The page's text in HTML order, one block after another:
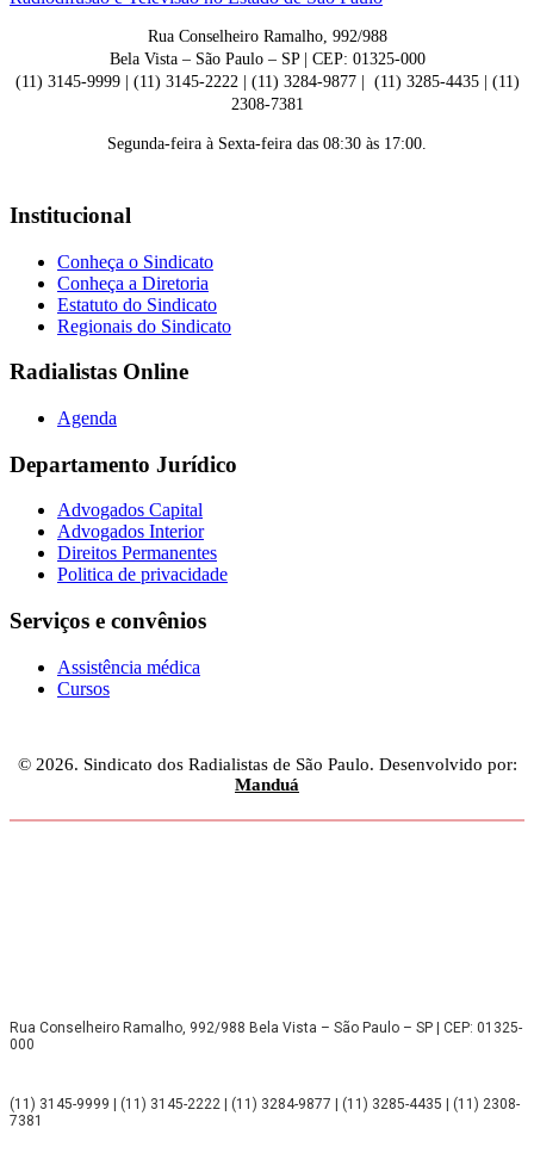
Rua Conselheiro Ramalho, 992/988
Bela Vista – São Paulo – SP | CEP: 01325-000
(11) 3145-9999 | (11) 3145-2222 | (11) 3284-9877 | (11) 3285-4435 | (11)
2308-7381
Segunda-feira à Sexta-feira das 08:30 às 17:00.
Institucional
Conheça o Sindicato
Conheça a Diretoria
Estatuto do Sindicato
Regionais do Sindicato
Radialistas Online
Agenda
Departamento Jurídico
Advogados Capital
Advogados Interior
Direitos Permanentes
Politica de privacidade
Serviços e convênios
Assistência médica
Cursos
© 2026. Sindicato dos Radialistas de São Paulo. Desenvolvido por:
Manduá
Rua Conselheiro Ramalho, 992/988 Bela Vista – São Paulo – SP | CEP: 01325-
000
(11) 3145-9999 | (11) 3145-2222 | (11) 3284-9877 | (11) 3285-4435 | (11) 2308-
7381